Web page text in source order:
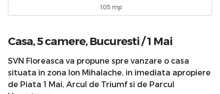
105 mp
Casa, 5 camere,Bucuresti/1 Mai
SVN Floreasca va propune spre vanzare o casa
situata in zona Ion Mihalache, in imediata apropiere
de Piata 1 Mai, Arcul de Triumf si de Parcul